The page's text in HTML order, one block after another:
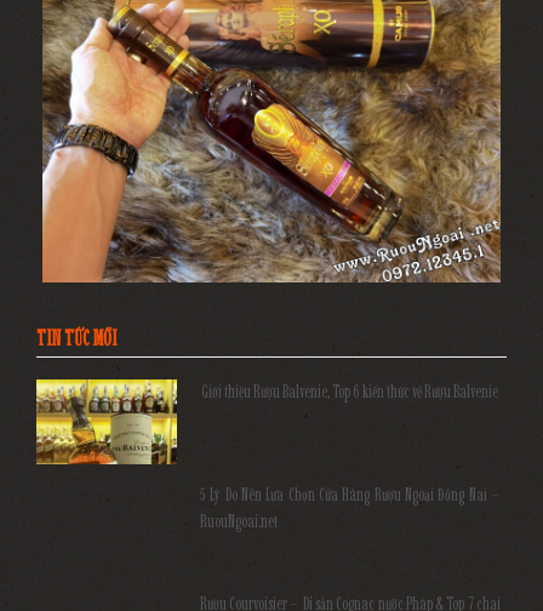
TIN TỨC MỚI
Giới thiệu Rượu Balvenie, Top 6 kiến thức về Rượu Balvenie
5 Lý Do Nên Lựa Chọn Cửa Hàng Rượu Ngoại Đồng Nai –
RuouNgoai.net
Rượu Courvoisier – Di sản Cognac nước Pháp & Top 7 chai